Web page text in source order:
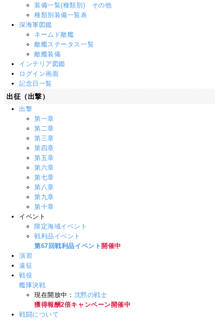
装備一覧(種類別) その他
種類別装備一覧表
深海軍図鑑
ネームド敵艦
敵艦ステータス一覧
敵艦装備
インテリア図鑑
ログイン画面
記念日一覧
出征（出撃）
出撃
第一章
第二章
第三章
第四章
第五章
第六章
第七章
第八章
第九章
第十章
イベント
限定海域イベント
戦利品イベント
第67回戦利品イベント 開催中
演習
遠征
戦役
艦隊決戦
現在開放中： 沈黙の戦士
獲得報酬2倍キャンペーン開催中
戦闘について